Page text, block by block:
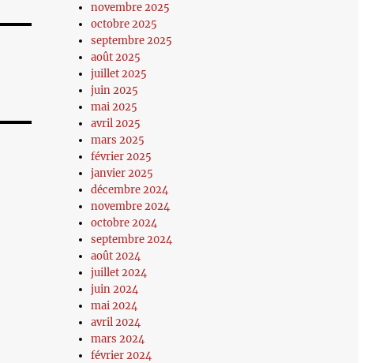
novembre 2025
octobre 2025
septembre 2025
août 2025
juillet 2025
juin 2025
mai 2025
avril 2025
mars 2025
février 2025
janvier 2025
décembre 2024
novembre 2024
octobre 2024
septembre 2024
août 2024
juillet 2024
juin 2024
mai 2024
avril 2024
mars 2024
février 2024